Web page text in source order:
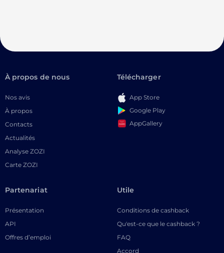
À propos de nous
Nos avis
À propos
Contacts
Actualités
Analyse ZOZI
Carte ZOZI
Télécharger
App Store
Google Play
AppGallery
Partenariat
Présentation
API
Offres d’emploi
Utile
Conditions de cashback
Qu'est-ce que le cashback ?
FAQ
Accord